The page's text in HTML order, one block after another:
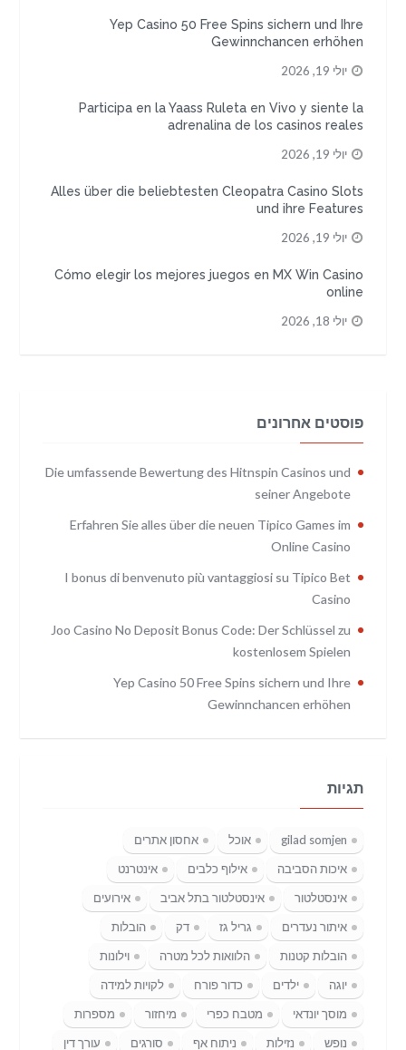
Yep Casino 50 Free Spins sichern und Ihre
Gewinnchancen erhöhen
יולי 19, 2026
Participa en la Yaass Ruleta en Vivo y siente la
adrenalina de los casinos reales
יולי 19, 2026
Alles über die beliebtesten Cleopatra Casino Slots
und ihre Features
יולי 19, 2026
Cómo elegir los mejores juegos en MX Win Casino
online
יולי 18, 2026
פוסטים אחרונים
Die umfassende Bewertung des Hitnspin Casinos und
seiner Angebote
Erfahren Sie alles über die neuen Tipico Games im
Online Casino
I bonus di benvenuto più vantaggiosi su Tipico Bet
Casino
Joo Casino No Deposit Bonus Code: Der Schlüssel zu
kostenlosem Spielen
Yep Casino 50 Free Spins sichern und Ihre
Gewinnchancen erhöhen
תגיות
gilad somjen אוכל
אחסון אתרים
איכות הסביבה
אילוף כלבים
אינטרנט
אינסטלטור
אינסטלטור בתל אביב
אירועים
איתור נעדרים
גריל גז דק
הובלות
הובלות קטנות
הלוואות לכל מטרה
וילונות
יוגה
ילדים כדור פורח
לקויות למידה
מוסך יונדאי
מטבח כפרי מיחזור
מספרות
נופש
נזילות ניתוח אף סורגים עורך דין